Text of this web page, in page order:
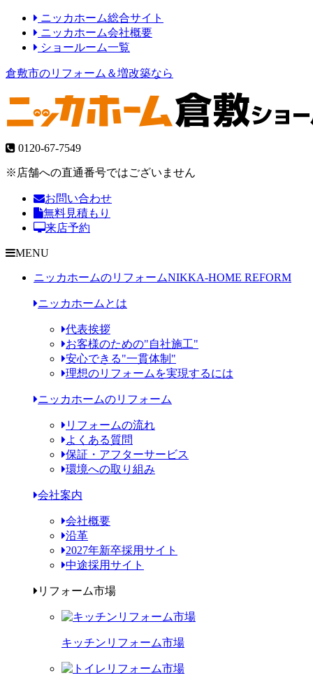
ニッカホーム総合サイト
ニッカホーム会社概要
ショールーム一覧
倉敷市のリフォーム＆増改築なら
0120-67-7549
※店舗への直通番号ではございません
お問い合わせ
無料見積もり
来店予約
MENU
ニッカホームのリフォームNIKKA-HOME REFORM
ニッカホームとは
代表挨拶
お客様のための"自社施工"
安心できる"一貫体制"
理想のリフォームを実現するには
ニッカホームのリフォーム
リフォームの流れ
よくある質問
保証・アフターサービス
環境への取り組み
会社案内
会社概要
沿革
2027年新卒採用サイト
中途採用サイト
リフォーム市場
キッチンリフォーム市場